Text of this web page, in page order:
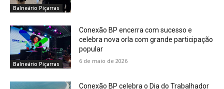
Balneário Piçarras
Balneário Piçarras
Conexão BP encerra com sucesso e
celebra nova orla com grande participação
popular
6 de maio de 2026
Conexão BP celebra o Dia do Trabalhador